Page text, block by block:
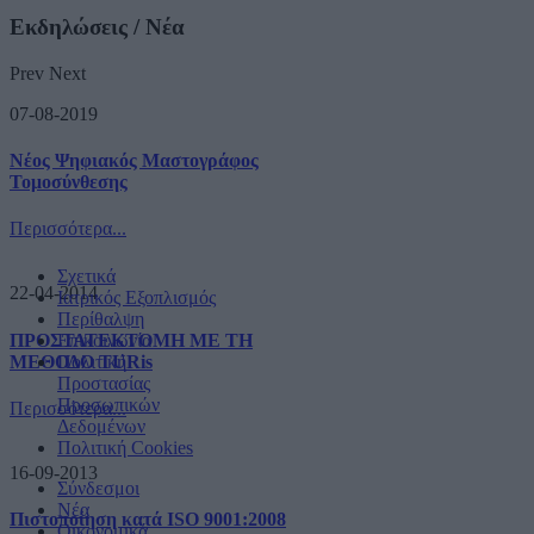
Εκδηλώσεις / Νέα
Prev Next
07-08-2019
Νέος Ψηφιακός Μαστογράφος
Τομοσύνθεσης
Περισσότερα...
22-04-2014
ΠΡΟΣΤΑΤΕΚΤΟΜΗ ΜΕ ΤΗ
ΜΕΘΟΔΟ TURis
Περισσότερα...
16-09-2013
Πιστοποίηση κατά ISO 9001:2008
Σχετικά
Ιατρικός Εξοπλισμός
Περίθαλψη
Επικοινωνία
Πολιτική
Προστασίας
Προσωπικών
Δεδομένων
Πολιτική Cookies
Σύνδεσμοι
Νέα